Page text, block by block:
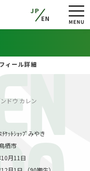
JP
EN
ィール詳細
ドウ カレン
ﾁｹｯﾄｼｮｯﾌﾟみやき
栖市
月11日